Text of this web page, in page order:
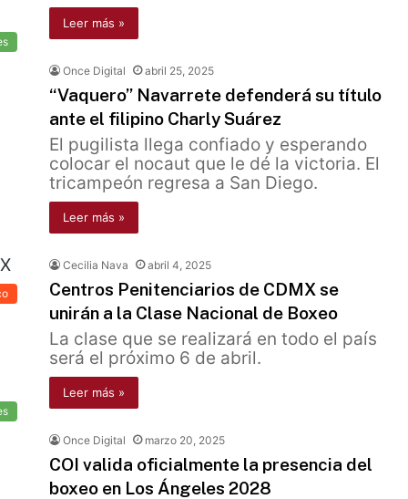
Leer más »
Once Digital abril 25, 2025
“Vaquero” Navarrete defenderá su título
ante el filipino Charly Suárez
El pugilista llega confiado y esperando
colocar el nocaut que le dé la victoria. El
tricampeón regresa a San Diego.
Leer más »
Cecilia Nava abril 4, 2025
Centros Penitenciarios de CDMX se
unirán a la Clase Nacional de Boxeo
La clase que se realizará en todo el país
será el próximo 6 de abril.
Leer más »
Once Digital marzo 20, 2025
COI valida oficialmente la presencia del
boxeo en Los Ángeles 2028